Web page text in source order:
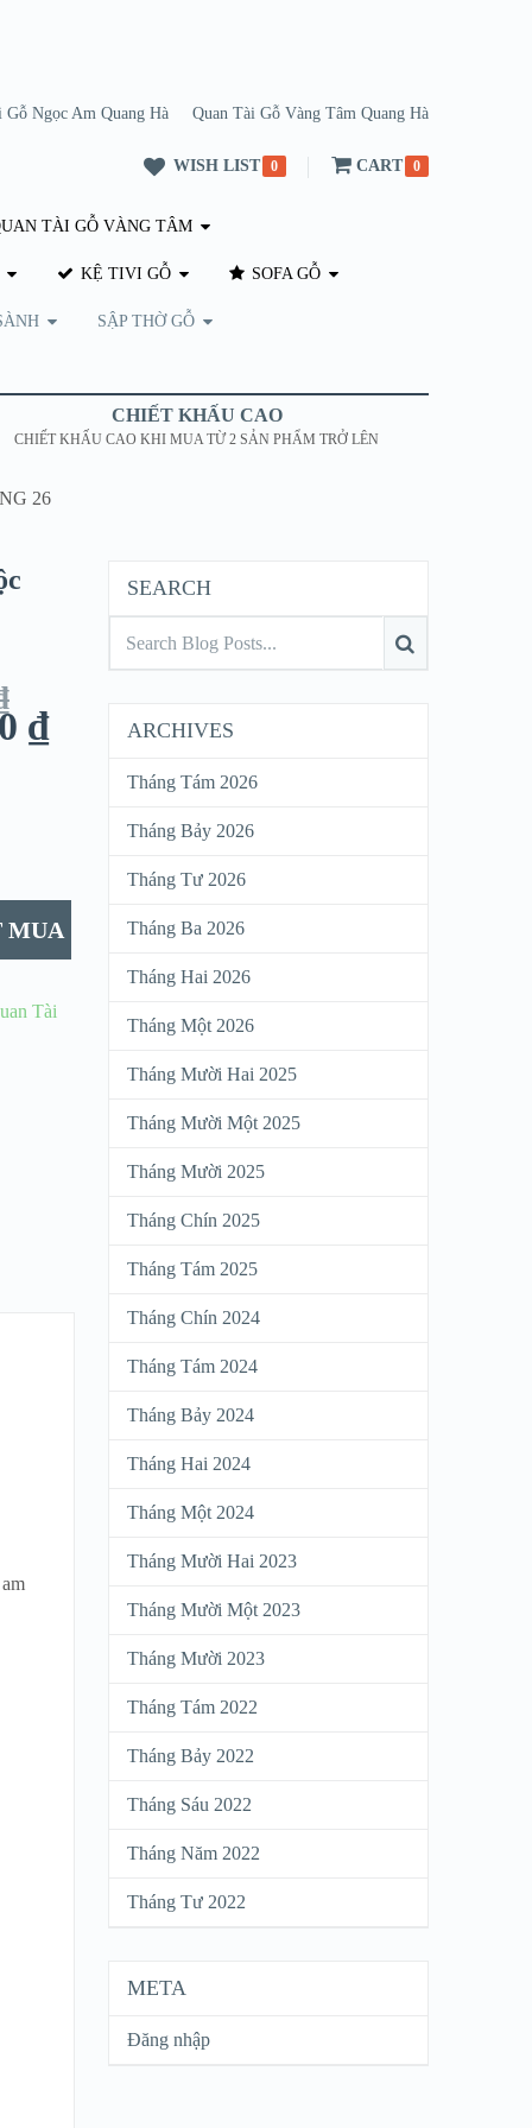
Gỗ Ngọc Am Quang Hà Quan Tài Gỗ Vàng Tâm Quang Hà
WISH LIST 0 CART 0
TÀI GỖ VÀNG TÂM
KỆ TIVI GỖ SOFA GỖ
SẬP THỜ GỖ
CHIẾT KHẤU CAO
CHIẾT KHẤU CAO KHI MUA TỪ 2 SẢN PHẨM TRỞ LÊN
26
₫
MUA
Tài
SEARCH
ARCHIVES
Tháng Tám 2026
Tháng Bảy 2026
Tháng Tư 2026
Tháng Ba 2026
Tháng Hai 2026
Tháng Một 2026
Tháng Mười Hai 2025
Tháng Mười Một 2025
Tháng Mười 2025
Tháng Chín 2025
Tháng Tám 2025
Tháng Chín 2024
Tháng Tám 2024
Tháng Bảy 2024
Tháng Hai 2024
Tháng Một 2024
Tháng Mười Hai 2023
Tháng Mười Một 2023
Tháng Mười 2023
Tháng Tám 2022
Tháng Bảy 2022
Tháng Sáu 2022
Tháng Năm 2022
Tháng Tư 2022
META
Đăng nhập